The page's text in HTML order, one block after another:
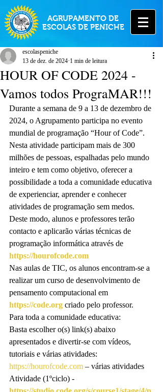
AGRUPAMENTO DE
ESCOLAS DE PENICHE
HOUR OF CODE 2024 -
Vamos todos PrograMAR!!!
escolaspeniche
13 de dez. de 2024 1 min de leitura
Durante a semana de 9 a 13 de dezembro de
2024, o Agrupamento participa no evento
mundial de programação “Hour of Code”.
Nesta atividade participam mais de 300
milhões de pessoas, espalhadas pelo mundo
inteiro e tem como objetivo, oferecer a
possibilidade a toda a comunidade educativa
de experienciar, aprender e conhecer
atividades de programação sem medos.
Deste modo, alunos e professores terão
contacto e aplicarão várias técnicas de
programação informática através de
https://hourofcode.com
Nas aulas de TIC, os alunos encontram-se a
realizar um curso de desenvolvimento de
pensamento computacional em
https://code.org criado pelo professor.
Para toda a comunidade educativa:
Basta escolher o(s) link(s) abaixo
apresentados e divertir-se com vídeos,
tutoriais e várias atividades:
https://hourofcode.com – várias atividades
Atividade (1ºciclo) -